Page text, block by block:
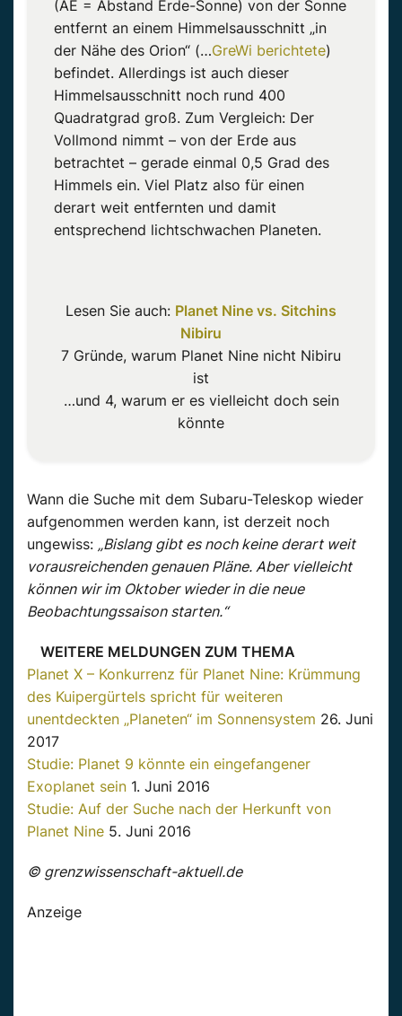
(AE = Abstand Erde-Sonne) von der Sonne
entfernt an einem Himmelsausschnitt „in
der Nähe des Orion“ (…GreWi berichtete)
befindet. Allerdings ist auch dieser
Himmelsausschnitt noch rund 400
Quadratgrad groß. Zum Vergleich: Der
Vollmond nimmt – von der Erde aus
betrachtet – gerade einmal 0,5 Grad des
Himmels ein. Viel Platz also für einen
derart weit entfernten und damit
entsprechend lichtschwachen Planeten.
Lesen Sie auch: Planet Nine vs. Sitchins
Nibiru
7 Gründe, warum Planet Nine nicht Nibiru
ist
…und 4, warum er es vielleicht doch sein
könnte
Wann die Suche mit dem Subaru-Teleskop wieder
aufgenommen werden kann, ist derzeit noch
ungewiss: „Bislang gibt es noch keine derart weit
vorausreichenden genauen Pläne. Aber vielleicht
können wir im Oktober wieder in die neue
Beobachtungssaison starten.“
WEITERE MELDUNGEN ZUM THEMA
Planet X – Konkurrenz für Planet Nine: Krümmung
des Kuipergürtels spricht für weiteren
unentdeckten „Planeten“ im Sonnensystem 26. Juni
2017
Studie: Planet 9 könnte ein eingefangener
Exoplanet sein 1. Juni 2016
Studie: Auf der Suche nach der Herkunft von
Planet Nine 5. Juni 2016
© grenzwissenschaft-aktuell.de
Anzeige